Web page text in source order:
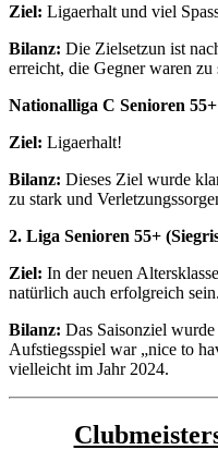
Ziel: Ligaerhalt und viel
Bilanz: Die Zielsetzun ist
erreicht, die Gegner waren zu
Nationalliga C Senioren
Ziel: Ligaerhalt!
Bilanz: Dieses Ziel wurde
zu stark und
2. Liga Senioren 55+
Ziel: In der neuen
natürlich auch erfolgreich
Bilanz: Das Saisonziel
Aufstiegsspiel war „nice to
vielleicht im Jahr 2024.
Kategorien
Clubmeisterschaft
Neuigkeiten